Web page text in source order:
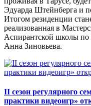
Эдуарда Штейнберга и
Итогом резиденции
реализованная в
Аспирантской школы
Анна Зиновьева.
II сезон регулярного
практики видеоигр»